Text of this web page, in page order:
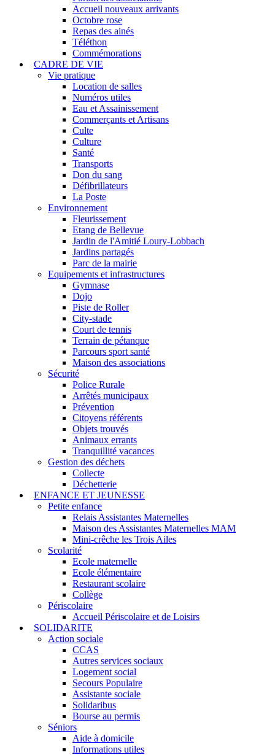
Accueil nouveaux arrivants
Octobre rose
Repas des ainés
Téléthon
Commémorations
CADRE DE VIE
Vie pratique
Location de salles
Numéros utiles
Eau et Assainissement
Commerçants et Artisans
Culte
Culture
Santé
Transports
Don du sang
Défibrillateurs
La Poste
Environnement
Fleurissement
Etang de Bellevue
Jardin de l'Amitié Loury-Lobbach
Jardins partagés
Parc de la mairie
Equipements et infrastructures
Gymnase
Dojo
Piste de Roller
City-stade
Court de tennis
Terrain de pétanque
Parcours sport santé
Maison des associations
Sécurité
Police Rurale
Arrêtés municipaux
Prévention
Citoyens référents
Objets trouvés
Animaux errants
Tranquillité vacances
Gestion des déchets
Collecte
Déchetterie
ENFANCE ET JEUNESSE
Petite enfance
Relais Assistantes Maternelles
Maison des Assistantes Maternelles MAM
Mini-crêche les Trois Ailes
Scolarité
Ecole maternelle
Ecole élémentaire
Restaurant scolaire
Collège
Périscolaire
Accueil Périscolaire et de Loisirs
SOLIDARITE
Action sociale
CCAS
Autres services sociaux
Logement social
Secours Populaire
Assistante sociale
Solidaribus
Bourse au permis
Séniors
Aide à domicile
Informations utiles